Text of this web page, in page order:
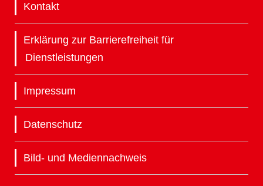
Kontakt
Erklärung zur Barrierefreiheit für
Dienstleistungen
Impressum
Datenschutz
Bild- und Mediennachweis